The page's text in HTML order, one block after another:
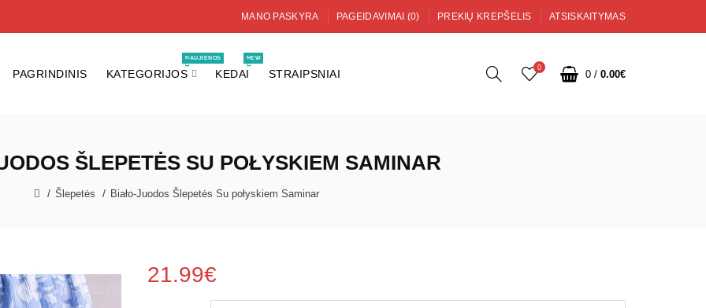
MANO PASKYRA PAGEIDAVIMAI (0) PREKIŲ KREPŠELIS ATSISKAITYMAS
PAGRINDINIS KATEGORIJOS
NAUJIENOS
KEDAI
NEW
STRAIPSNIAI 0
0 / 0.00€
ŠLEPETĖS SU POŁYSKIEM SAMINAR
Šlepetės Biało-Juodos Šlepetės Su połyskiem Saminar
21.99€